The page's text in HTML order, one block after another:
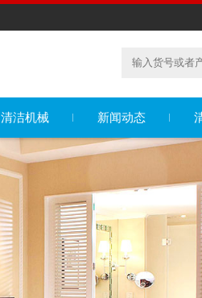
清洁机械 新闻动态